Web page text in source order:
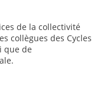
de la collectivité
collègues des Cycles
que de